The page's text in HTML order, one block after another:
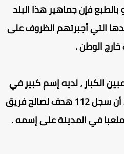
فإن جماهير هذا البلد
التي أجبرتهم الظروف على
الوطن .
الكبار ، لديه إسم كبير في
تاريخ البطولة الفرنسية بعد أن سجل 112 هدف لصالح فريق
في المدينة على إسمه .